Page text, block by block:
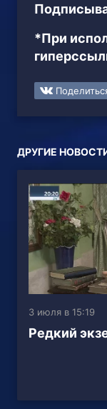
*При
ДРУГИЕ
3 июля в 15:19
Редкий